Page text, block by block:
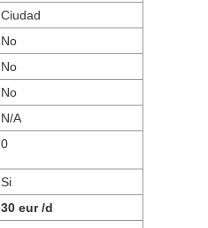
Ciudad
No
No
No
N/A
0
Si
30 eur /d